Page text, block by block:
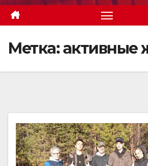
Метка:активные